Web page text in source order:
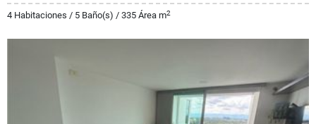
4 Habitaciones / 5 Baño(s) / 335 Área m2